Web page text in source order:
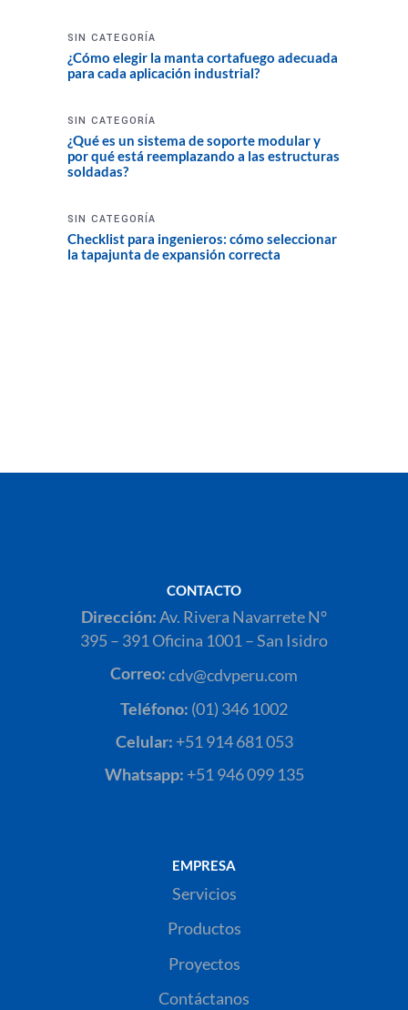
SIN CATEGORÍA
¿Cómo elegir la manta cortafuego adecuada
para cada aplicación industrial?
SIN CATEGORÍA
¿Qué es un sistema de soporte modular y
por qué está reemplazando a las estructuras
soldadas?
SIN CATEGORÍA
Checklist para ingenieros: cómo seleccionar
la tapajunta de expansión correcta
CONTACTO
Dirección:Av. Rivera Navarrete N°
395 – 391 Oficina 1001 – San Isidro
Correo:cdv@cdvperu.com
Teléfono: (01) 346 1002
Celular: +51 914 681 053
Whatsapp: +51 946 099 135
EMPRESA
Servicios
Productos
Proyectos
Contáctanos